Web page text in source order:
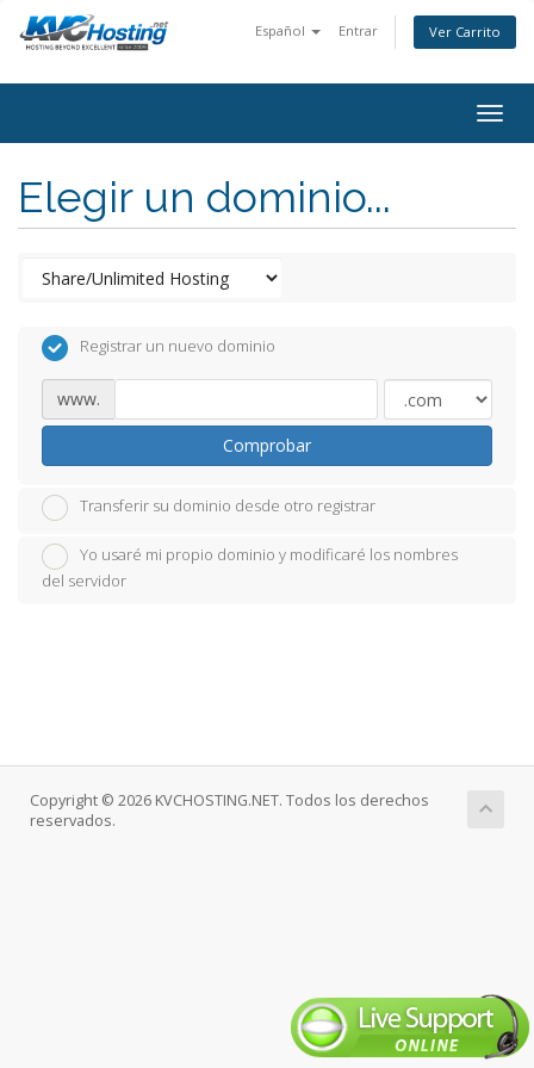
Español Entrar Ver Carrito
Elegir un dominio...
Registrar un nuevo dominio
www.
Comprobar
Transferir su dominio desde otro registrar
Yo usaré mi propio dominio y modificaré los nombres
del servidor
Copyright © 2026 KVCHOSTING.NET. Todos los derechos
reservados.